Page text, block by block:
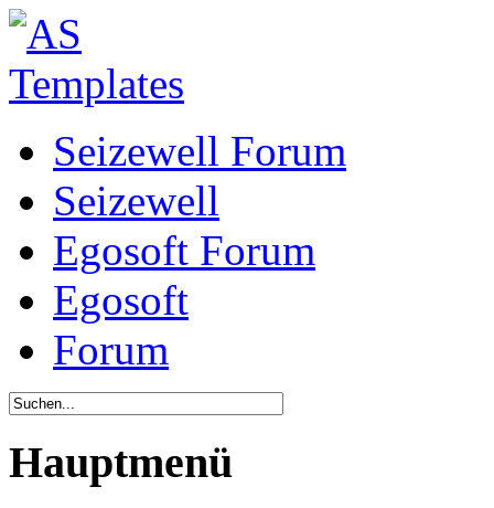
Seizewell Forum
Seizewell
Egosoft Forum
Egosoft
Forum
Hauptmenü